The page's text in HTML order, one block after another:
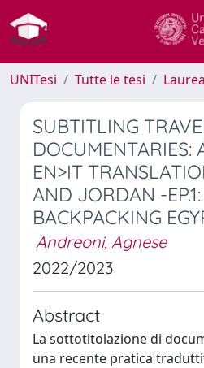
UNITesi Tutte le tesi
SUBTITLING
DOCUMENTARIES:
EN>IT
AND JORDAN -
BACKPACKING
Andreoni, Agnese
2022/2023
Abstract
La sottotitolazione di
una recente pratica